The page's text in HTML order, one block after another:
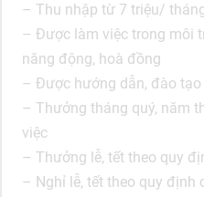
– Thu nhập từ 7 triệu/
– Được làm việc trong môi
năng động, hoà đồng
– Được hướng dẫn, đào
– Thưởng tháng quý, năm
việc
– Thưởng lễ, tết theo quy
– Nghỉ lễ, tết theo quy định